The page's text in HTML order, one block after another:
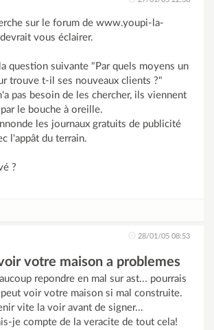
sur le forum de www.youpi-la-
vous éclairer.
question suivante "Par quels moyens un
trouve t-il ses nouveaux clients ?"
pas besoin de les chercher, ils viennent
le bouche à oreille.
les journaux gratuits de publicité
l'appât du terrain.
?
28/01/05 08:53
votre maison a problemes
repondre en mal sur ast... pourrais
voir votre maison si mal construite.
vite la voir avant de signer...
je compte de la veracite de tout cela!